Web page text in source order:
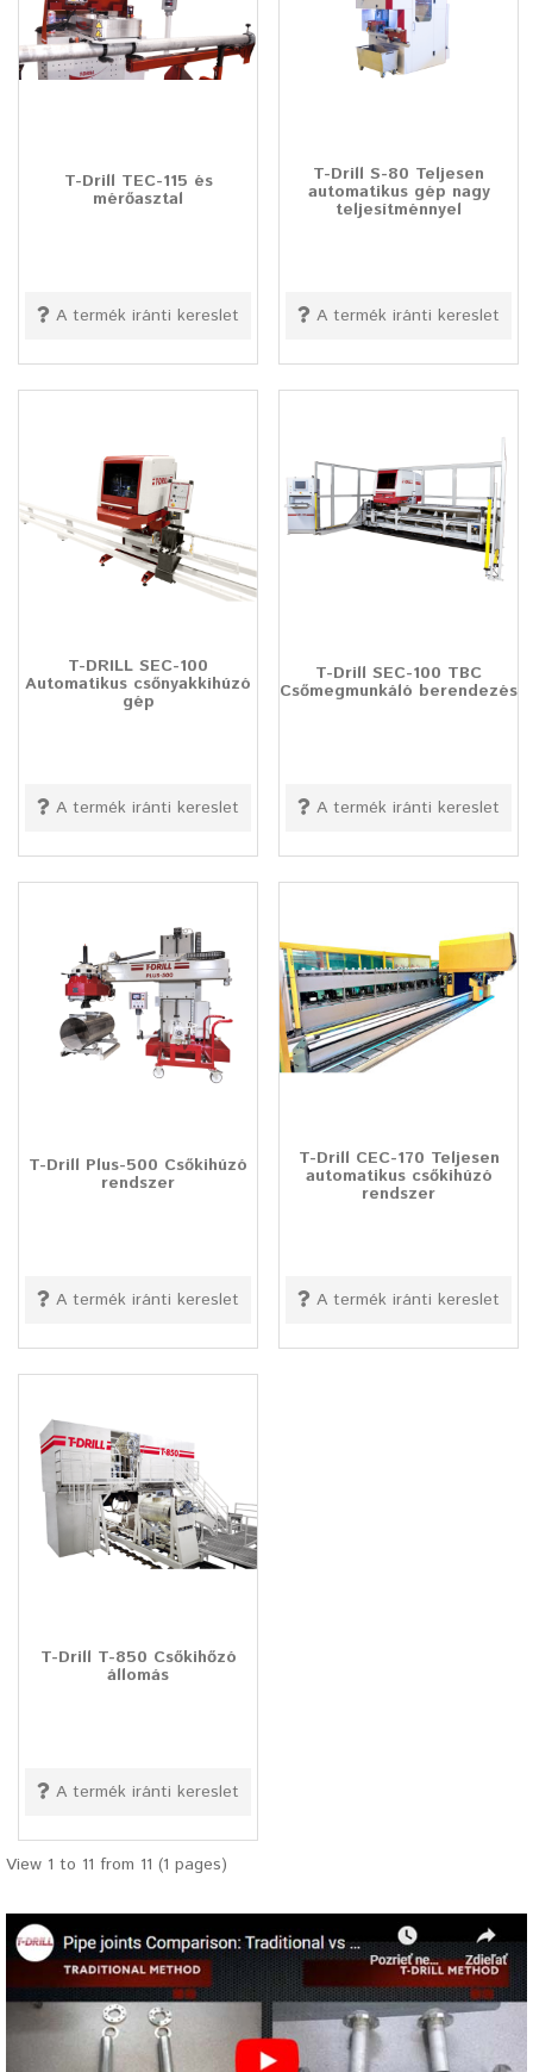
T-Drill TEC-115 és
mérőasztal
A termék iránti kereslet
T-Drill S-80 Teljesen
automatikus gép nagy
teljesítménnyel
A termék iránti kereslet
T-DRILL SEC-100
Automatikus csőnyakkihúzó
gép
A termék iránti kereslet
T-Drill SEC-100 TBC
Csőmegmunkáló berendezés
A termék iránti kereslet
T-Drill Plus-500 Csőkihúzó
rendszer
A termék iránti kereslet
T-Drill CEC-170 Teljesen
automatikus csőkihúzó
rendszer
A termék iránti kereslet
T-Drill T-850 Csőkihőzó
állomás
A termék iránti kereslet
View 1 to 11 from 11 (1 pages)